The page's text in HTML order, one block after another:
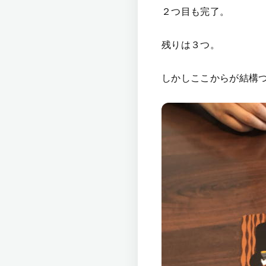
２つ目も完了。
残りは３つ。
しかしここからが結構